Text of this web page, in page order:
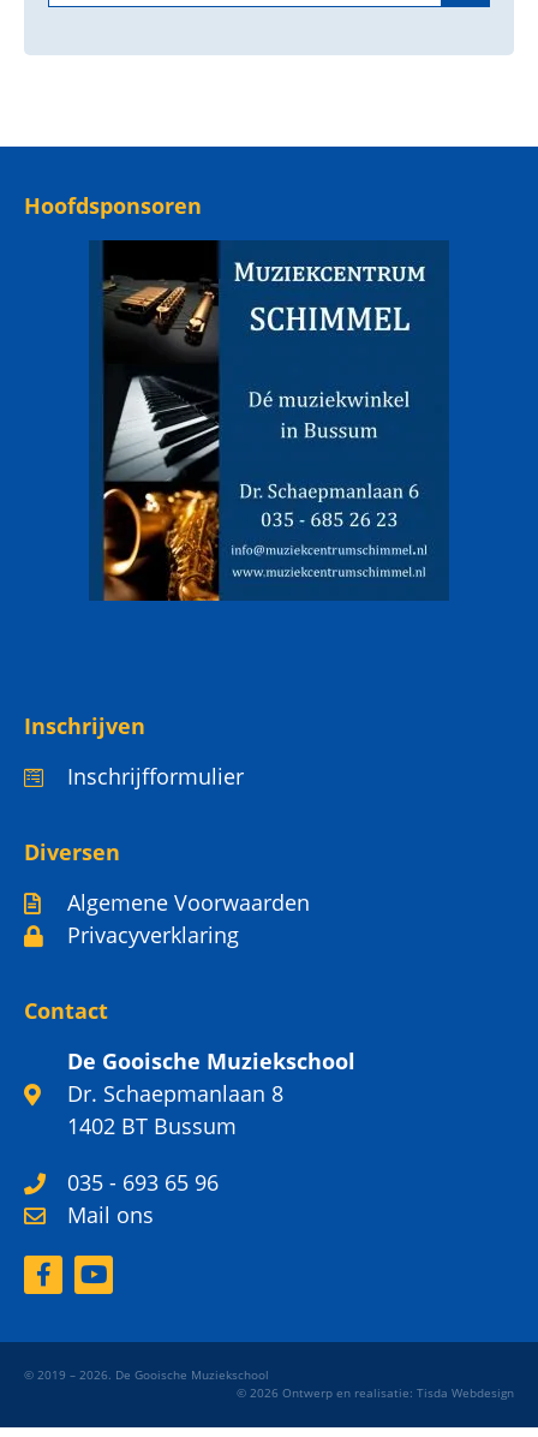
Hoofdsponsoren
Inschrijven
Inschrijfformulier
Diversen
Algemene Voorwaarden
Privacyverklaring
Contact
De Gooische Muziekschool
Dr. Schaepmanlaan 8
1402 BT Bussum
035 - 693 65 96
Mail ons
© 2019 – 2026. De Gooische Muziekschool
© 2026 Ontwerp en realisatie: Tisda Webdesign